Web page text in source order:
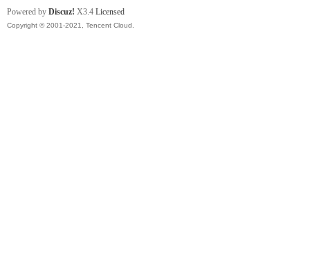
Powered by Discuz! X3.4 Licensed
Copyright © 2001-2021, Tencent Cloud.